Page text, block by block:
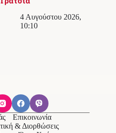
4 Αυγούστου 2026,
10:10
Επικοινωνία
& Διορθώσεις